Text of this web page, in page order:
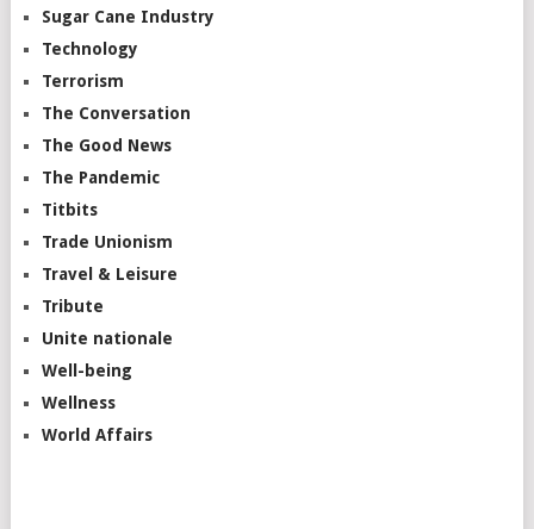
Sugar Cane Industry
Technology
Terrorism
The Conversation
The Good News
The Pandemic
Titbits
Trade Unionism
Travel & Leisure
Tribute
Unite nationale
Well-being
Wellness
World Affairs